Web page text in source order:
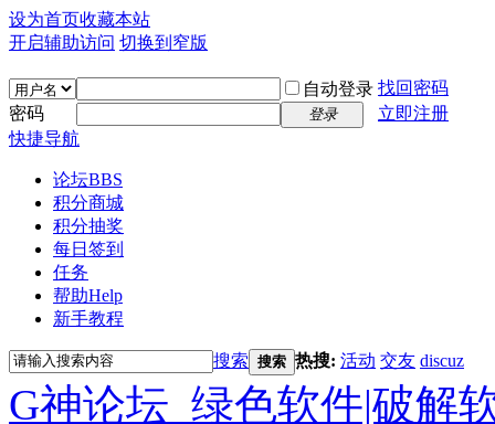
设为首页收藏本站
开启辅助访问 切换到窄版
自动登录 找回密码
密码
登录
立即注册
快捷导航
论坛BBS
积分商城
积分抽奖
每日签到
任务
帮助Help
新手教程
搜索 搜索 热搜: 活动 交友 discuz
G神论坛_绿色软件|破解